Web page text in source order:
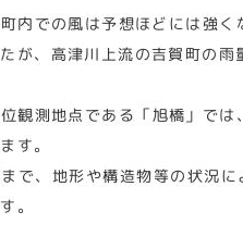
内での風は予想ほどには強
が、高津川上流の吉賀町の
観測地点である「旭橋」で
す。
で、地形や構造物等の状況
。